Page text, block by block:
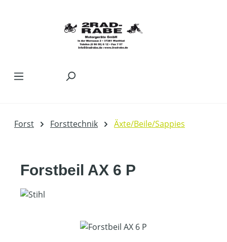
Forst Forsttechnik Äxte/Beile/Sappies
Forstbeil AX 6 P
Bildergalerie überspringen